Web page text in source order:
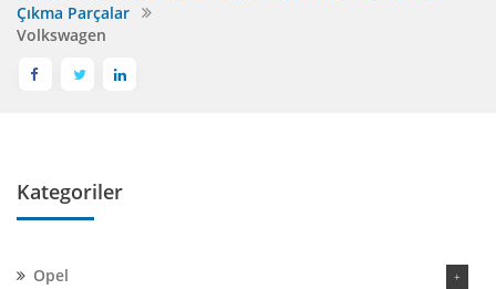
Çıkma Parçalar
Volkswagen
Kategoriler
Opel